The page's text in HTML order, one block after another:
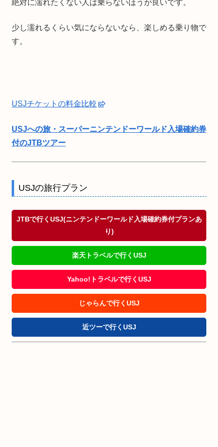
絶対に濡れたくない人は乗らないほうが良いです。
少し濡れるくらい気にならないなら、楽しめる乗り物で
す。
USJチケットの料金比較
USJへの旅・スーパーニンテンドーワールド入場確約券
付のJTBツアー
USJの旅行プラン
JTBで行くUSJ(ニンテンドーワールド入場確約券付プランあ
り)
楽天トラベルで行くUSJ
Yahoo!トラベルで行くUSJ
じゃらんで行くUSJ
近ツーで行くUSJ